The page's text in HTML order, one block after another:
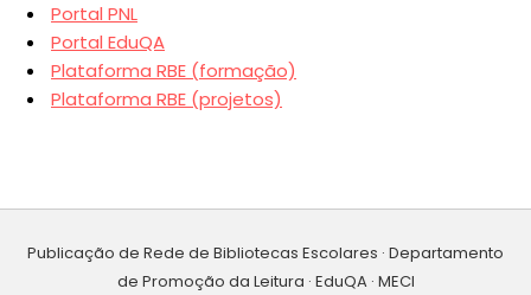
Portal PNL
Portal EduQA
Plataforma RBE (formação)
Plataforma RBE (projetos)
Publicação de Rede de Bibliotecas Escolares · Departamento
de Promoção da Leitura · EduQA · MECI